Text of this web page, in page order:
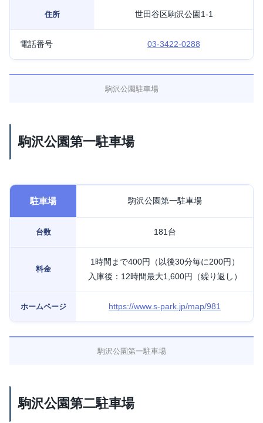
住所 世田谷区駒沢公園1-1
電話番号 03-3422-0288
駒沢公園駐車場
駒沢公園第一駐車場
駐車場 駒沢公園第一駐車場
台数 181台
料金
1時間まで400円（以後30分毎に200円）
入庫後：12時間最大1,600円（繰り返し）
ホームページ https://www.s-park.jp/map/981
駒沢公園第一駐車場
駒沢公園第二駐車場